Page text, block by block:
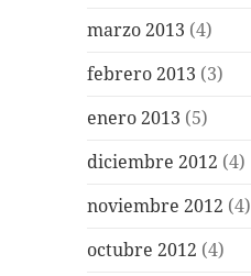
marzo 2013 (4)
febrero 2013 (3)
enero 2013 (5)
diciembre 2012 (4)
noviembre 2012 (4)
octubre 2012 (4)